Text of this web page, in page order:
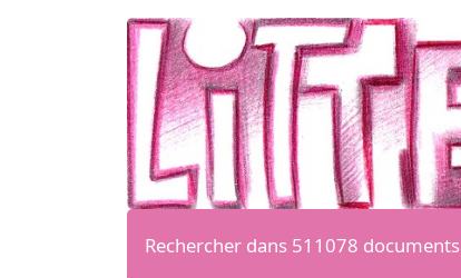
Rechercher dans 511078 documents